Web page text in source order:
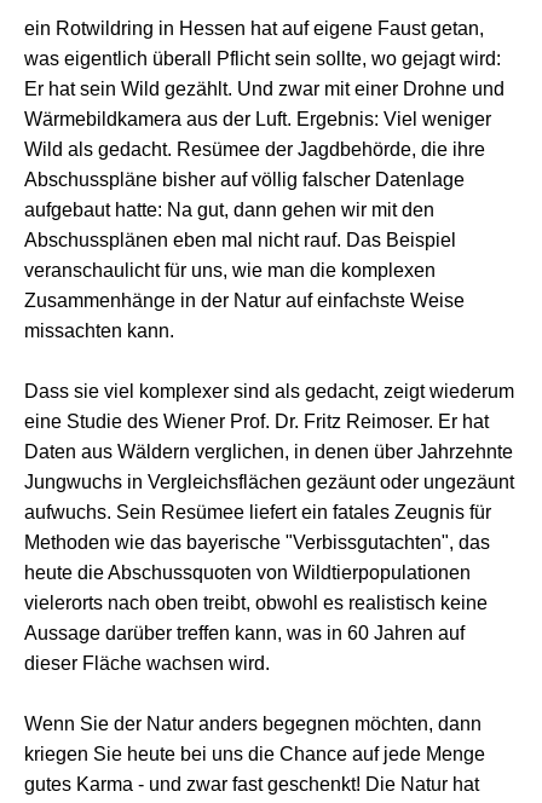
ein Rotwildring in Hessen hat auf eigene Faust getan,
was eigentlich überall Pflicht sein sollte, wo gejagt wird:
Er hat sein Wild gezählt. Und zwar mit einer Drohne und
Wärmebildkamera aus der Luft. Ergebnis: Viel weniger
Wild als gedacht. Resümee der Jagdbehörde, die ihre
Abschusspläne bisher auf völlig falscher Datenlage
aufgebaut hatte: Na gut, dann gehen wir mit den
Abschussplänen eben mal nicht rauf. Das Beispiel
veranschaulicht für uns, wie man die komplexen
Zusammenhänge in der Natur auf einfachste Weise
missachten kann.
Dass sie viel komplexer sind als gedacht, zeigt wiederum
eine Studie des Wiener Prof. Dr. Fritz Reimoser. Er hat
Daten aus Wäldern verglichen, in denen über Jahrzehnte
Jungwuchs in Vergleichsflächen gezäunt oder ungezäunt
aufwuchs. Sein Resümee liefert ein fatales Zeugnis für
Methoden wie das bayerische "Verbissgutachten", das
heute die Abschussquoten von Wildtierpopulationen
vielerorts nach oben treibt, obwohl es realistisch keine
Aussage darüber treffen kann, was in 60 Jahren auf
dieser Fläche wachsen wird.
Wenn Sie der Natur anders begegnen möchten, dann
kriegen Sie heute bei uns die Chance auf jede Menge
gutes Karma - und zwar fast geschenkt! Die Natur hat